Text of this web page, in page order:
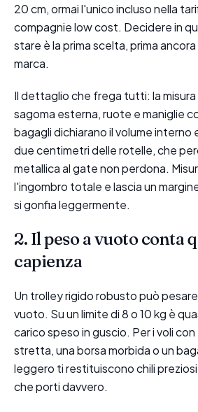
20 cm, ormai l'unico incluso nella
compagnie low cost. Decidere in
stare è la prima scelta, prima
marca.
Il dettaglio che frega tutti: la
sagoma esterna, ruote e maniglie
bagagli dichiarano il volume interno
due centimetri delle rotelle, che
metallica al gate non perdona.
l'ingombro totale e lascia un
si gonfia leggermente.
2. Il peso a vuoto conta
capienza
Un trolley rigido robusto può
vuoto. Su un limite di 8 o 10 kg è
carico speso in guscio. Per i voli
stretta, una borsa morbida o un
leggero ti restituiscono chili
che porti davvero.